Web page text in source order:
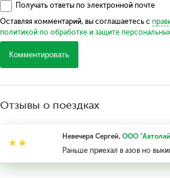
Получать ответы по электронной почте
Оставляя комментарий, вы соглашаетесь с
политикой по обработке и защите
Комментировать
Отзывы о поездках
Невечеря Сергей, ООО
Раньше приехал в азов но